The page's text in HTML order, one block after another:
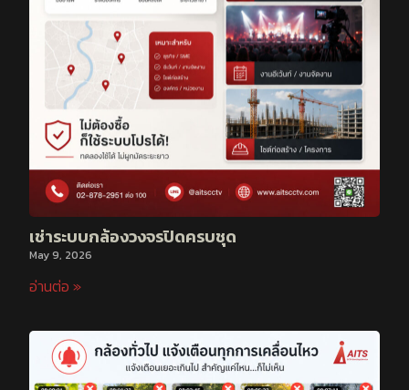
เช่าระบบกล้องวงจรปิดครบชุด
May 9, 2026
อ่านต่อ »